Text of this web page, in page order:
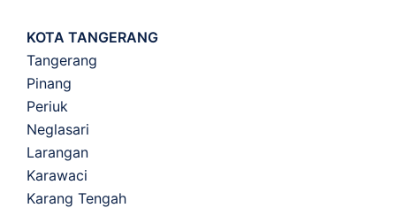
KOTA TANGERANG
Tangerang
Pinang
Periuk
Neglasari
Larangan
Karawaci
Karang Tengah